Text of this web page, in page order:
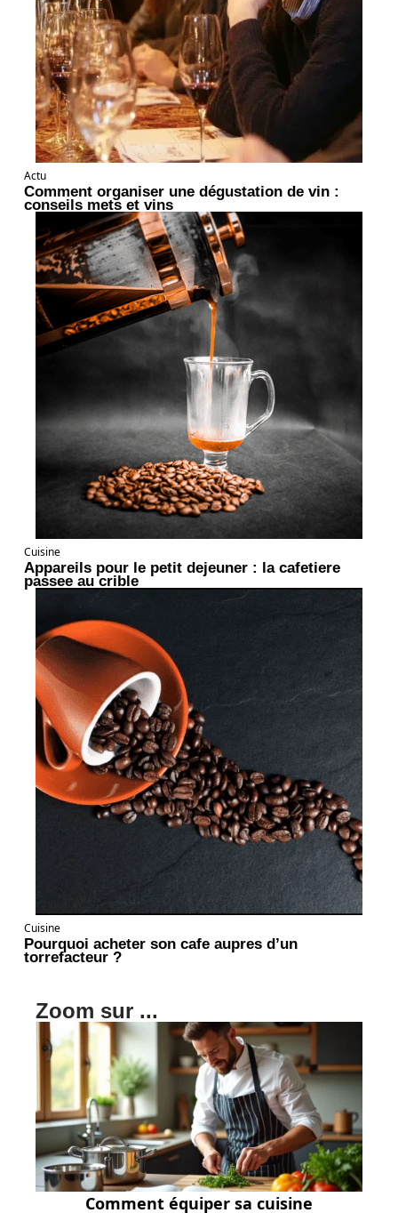
Actu
Comment organiser une dégustation de vin :
conseils mets et vins
Cuisine
Appareils pour le petit dejeuner : la cafetiere
passee au crible
Cuisine
Pourquoi acheter son cafe aupres d’un
torrefacteur ?
Zoom sur ...
Comment équiper sa cuisine